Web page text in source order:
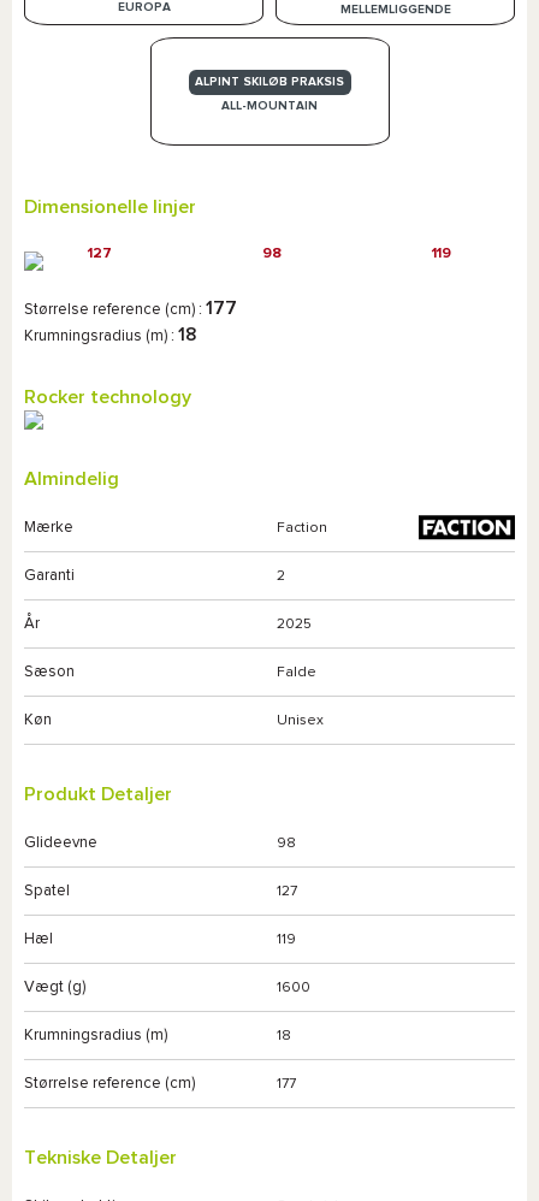
EUROPA MELLEMLIGGENDE
ALPINT SKILØB PRAKSIS
ALL-MOUNTAIN
Dimensionelle linjer
127 98 119
Størrelse reference (cm) : 177
Krumningsradius (m) : 18
Rocker technology
Almindelig
Mærke Faction
Garanti 2
År 2025
Sæson Falde
Køn Unisex
Produkt Detaljer
Glideevne 98
Spatel 127
Hæl 119
Vægt (g) 1600
Krumningsradius (m) 18
Størrelse reference (cm) 177
Tekniske Detaljer